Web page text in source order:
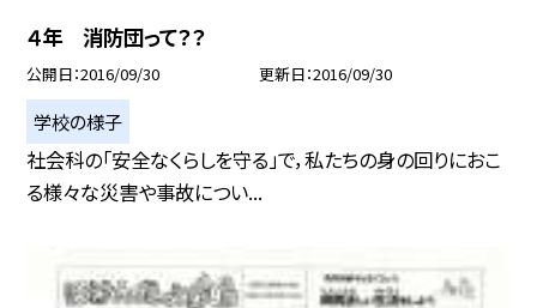
４年 消防団って？？
公開日 2016/09/30 更新日 2016/09/30
学校の様子
社会科の「安全なくらしを守る」で，私たちの身の回りにおこ
る様々な災害や事故につい...